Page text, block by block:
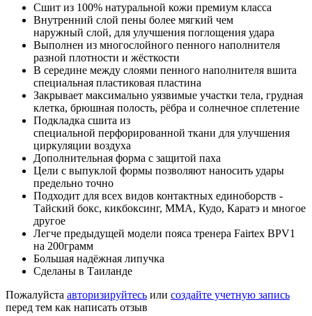
Сшит из 100% натуральной кожи премиум класса
Внутренний слой пены более мягкий чем
наружный слой, для улучшения поглощения удара
Выполнен из многослойного пенного наполнителя
разной плотности и жёсткости
В середине между слоями пенного наполнителя вшита
специальная пластиковая пластина
Закрывает максимально уязвимые участки тела, грудная
клетка, брюшная полость, рёбра и солнечное сплетение
Подкладка сшита из
специальной перфорированной ткани для улучшения
циркуляции воздуха
Дополнительная форма с защитой паха
Цели с выпуклой формы позволяют наносить удары
предельно точно
Подходит для всех видов контактных единоборств -
Тайский бокс, кикбоксинг, ММА, Кудо, Каратэ и многое
другое
Легче предыдущей модели пояса тренера Fairtex BPV1
на 200грамм
Большая надёжная липучка
Сделаны в Таиланде
Пожалуйста авторизируйтесь или создайте учетную запись
перед тем как написать отзыв